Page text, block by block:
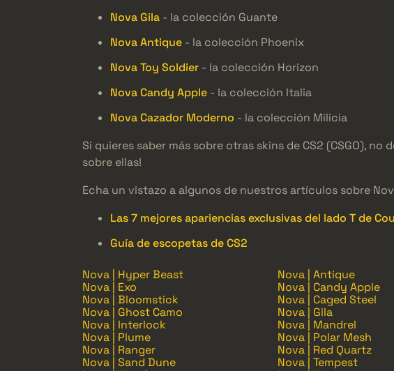
Nova Gila - la colección Guante
Nova Antique - la colección Phoenix
Nova Toy Soldier - la colección Horizon
Nova Candy Apple - la colección Italia
Nova Cazador Moderno - la colección Milicia
Si quieres saber más sobre otras skins de CS2 (CSGO), no
sobre ellas!
Echa un vistazo a algunos de nuestros artículos sobre
Las 7 mejores apariencias exclusivas del lado T de
Guía de escopetas de CS2
Nova | Hyper Beast Nova | Antique
Nova | Exo
Nova | Candy Apple
Nova | Bloomstick
Nova | Caged Steel
Nova | Ghost Camo
Nova | Gila
Nova | Interlock
Nova | Mandrel
Nova | Plume
Nova | Polar Mesh
Nova | Ranger
Nova | Red Quartz
Nova | Sand Dune
Nova | Tempest